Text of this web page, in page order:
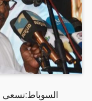
السوباط:نسعى